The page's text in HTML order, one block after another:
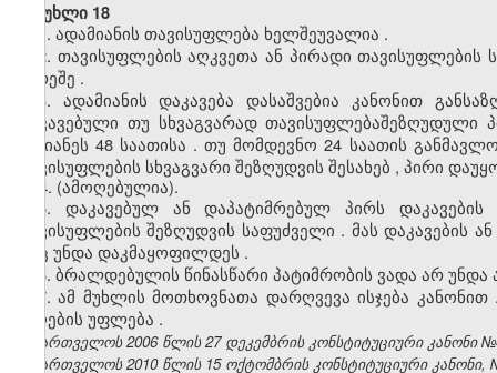
მუხლი 18
1. ადამიანის თავისუფლება ხელშეუვალია .
2. თავისუფლების აღკვეთა ან პირადი თავისუფლების
გარეშე .
3. ადამიანის დაკავება დასაშვებია კანონით
დაკავებული თუ სხვაგვარად თავისუფლებაშეზღუდული
უგვიანეს 48 საათისა .თუ მომდევნო 24 საათის
თავისუფლების სხვაგვარი შეზღუდვის შესახებ , პირი
4. (ამოღებულია).
5. დაკავებულ ან დაპატიმრებულ პირს
დაკავების
თავისუფლების შეზღუდვის საფუძველი . მას დაკავების ან
რაც უნდა დაკმაყოფილდეს .
6. ბრალდებულის წინასწარი პატიმრობის ვადა არ უნდა
7.ამ მუხლის მოთხოვნათა დარღვევა ისჯება კანონით
მიღების უფლება .
საქართველოს 2006 წლის 27 დეკემბრის კონსტიტუციური კანონი
საქართველოს 2010 წლის 15 ოქტომბრის კონსტიტუციური კანონი,